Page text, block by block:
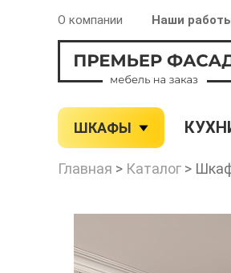
О компании Наши
ШКАФЫ
Главная > Каталог >